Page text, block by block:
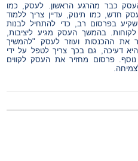
כבר מהרגע הראשון. לעסק, כמו
חדש, כמו תינוק, עדיין צריך ללמוד
בפרסום רב, כדי להתחיל לבנות
בהמשך העסק מגיע ליציבות,
את ההכנסות ועוזר לעסק "להמשיך
דעיכה, גם בכך צריך לטפל על ידי
נוסף. פרסום מחזיר את העסק לקווים